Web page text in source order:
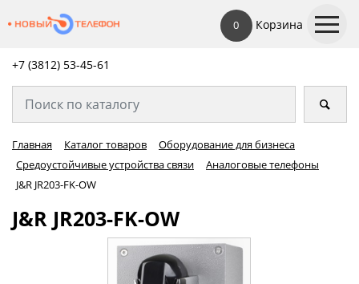
0 Корзина
+7 (3812) 53-45-61
Главная Каталог товаров
Оборудование для бизнеса
Средоустойчивые устройства связи
Аналоговые телефоны
J&R JR203-FK-OW
J&R JR203-FK-OW